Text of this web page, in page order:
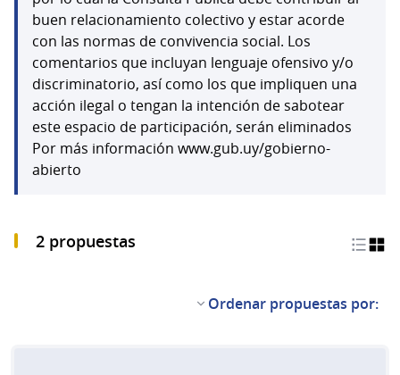
buen relacionamiento colectivo y estar acorde
con las normas de convivencia social. Los
comentarios que incluyan lenguaje ofensivo y/o
discriminatorio, así como los que impliquen una
acción ilegal o tengan la intención de sabotear
este espacio de participación, serán eliminados
Por más información www.gub.uy/gobierno-
abierto
2 propuestas
Ordenar propuestas por: